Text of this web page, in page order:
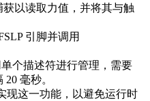
以读取力值，并将其与触
引脚并调用
个描述符进行管理，需要
毫秒。
现这一功能，以避免运行时